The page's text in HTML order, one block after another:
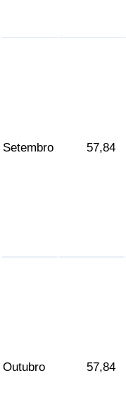
Setembro 57,84
Outubro 57,84